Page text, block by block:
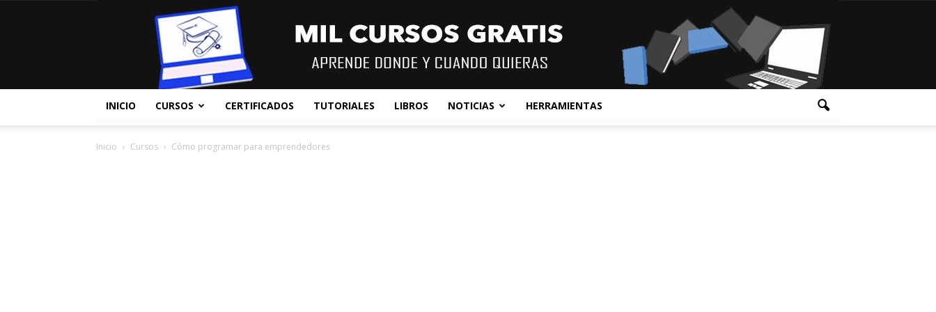
INICIO CURSOS CERTIFICADOS TUTORIALES LIBROS NOTICIAS HERRAMIENTAS
Inicio Cursos Cómo programar para emprendedores